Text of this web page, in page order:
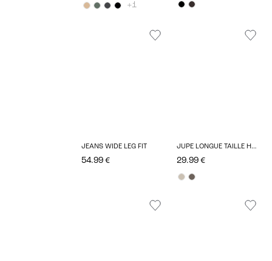
+1
JEANS WIDE LEG FIT
54.99 €
JUPE LONGUE TAILLE HAUTE
29.99 €